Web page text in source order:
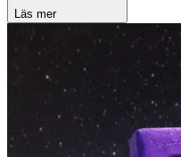
Läs mer